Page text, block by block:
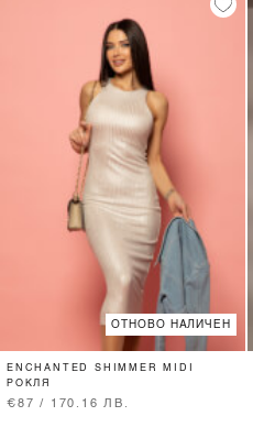
ОТНОВО НАЛИЧЕН
ENCHANTED SHIMMER MIDI
РОКЛЯ
€87 / 170.16 ЛВ.